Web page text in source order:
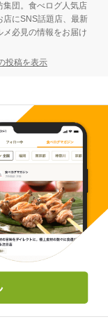
集団。食べログ人気店
店にSNS話題店、最新
必見の情報をお届け
投稿を表示